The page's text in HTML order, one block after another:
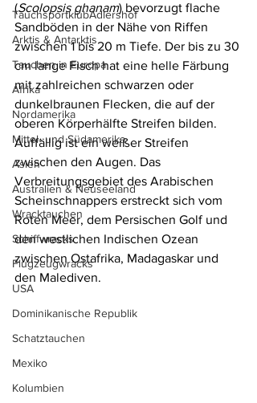
TauchsportklubAdlershof
Arktis & Antarktis
Tauchen in Europa
Afrika
Nordamerika
Mittel- und Südamerika
Asien
Australien & Neuseeland
Wracktauchen
Schiffwracks
Flugzeugwracks
USA
Dominikanische Republik
Schatztauchen
Mexiko
Kolumbien
(Scolopsis ghanam) bevorzugt flache
Sandböden in der Nähe von Riffen
zwischen 1 bis 20 m Tiefe. Der bis zu 30
cm lange Fisch hat eine helle Färbung
mit zahlreichen schwarzen oder
dunkelbraunen Flecken, die auf der
oberen Körperhälfte Streifen bilden.
Auffällig ist ein weißer Streifen
zwischen den Augen. Das
Verbreitungsgebiet des Arabischen
Scheinschnappers erstreckt sich vom
Roten Meer, dem Persischen Golf und
den westlichen Indischen Ozean
zwischen Ostafrika, Madagaskar und
den Malediven.